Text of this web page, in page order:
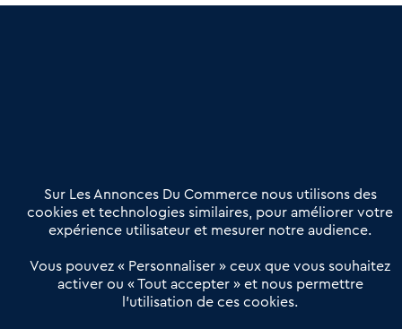
Offres Pro
Actualités
Qui sommes nous ?
Derniers articles
Réseau 3C : un partenaire national dédié aux transactions
Sur Les Annonces Du Commerce nous utilisons des
cookies et technologies similaires, pour améliorer votre
expérience utilisateur et mesurer notre audience.
Vous pouvez « Personnaliser » ceux que vous souhaitez
activer ou « Tout accepter » et nous permettre
l’utilisation de ces cookies.